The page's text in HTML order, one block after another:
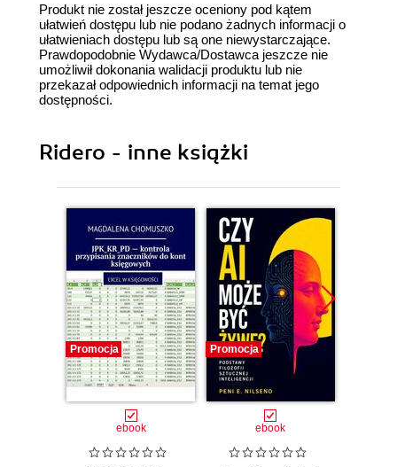
Produkt nie został jeszcze oceniony pod kątem
ułatwień dostępu lub nie podano żadnych informacji o
ułatwieniach dostępu lub są one niewystarczające.
Prawdopodobnie Wydawca/Dostawca jeszcze nie
umożliwił dokonania walidacji produktu lub nie
przekazał odpowiednich informacji na temat jego
dostępności.
Ridero - inne książki
Promocja
ebook
Promocja
ebook